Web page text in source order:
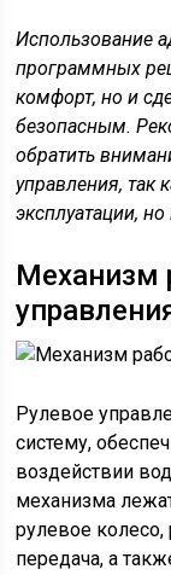
Использование
программных
комфорт, но и
безопасным.
обратить
управления, так
эксплуатации,
Механизм
Рулевое
систему,
воздействии
механизма
рулевое колесо,
передача, а